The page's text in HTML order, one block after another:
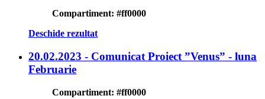
Compartiment: #ff0000
Deschide rezultat
20.02.2023 - Comunicat Proiect ”Venus” - luna
Februarie
Compartiment: #ff0000